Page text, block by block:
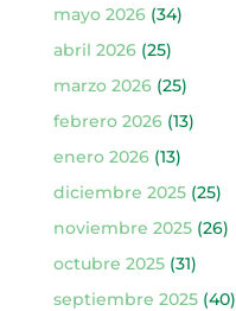
mayo 2026(34)
abril 2026(25)
marzo 2026(25)
febrero 2026(13)
enero 2026(13)
diciembre 2025(25)
noviembre 2025(26)
octubre 2025(31)
septiembre 2025(40)